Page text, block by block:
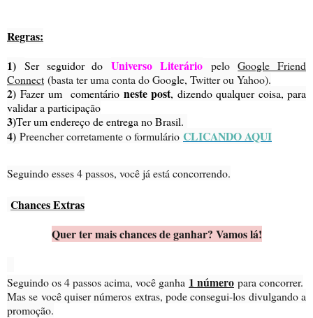
Regras:
1) Ser seguidor do Universo LiteráriopeloGoogle Friend
Connect (basta ter uma conta do Google, Twitter ou Yahoo).
2) Fazer um comentárioneste post, dizendo qualquer coisa, para
validar a participação
3)Ter um endereço de entrega no Brasil.
4) Preencher corretamente o formulário CLICANDO AQUI
Seguindo esses 4 passos, você já está concorrendo.
Chances Extras
Quer ter mais chances de ganhar? Vamos lá!
Seguindo os 4 passos acima, você ganha 1 número para concorrer.
Mas se você quiser números extras, pode consegui-los divulgando a
promoção.